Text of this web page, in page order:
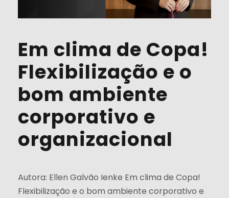
Em clima de Copa!
Flexibilização e o
bom ambiente
corporativo e
organizacional
Autora: Ellen Galvão Ienke Em clima de Copa!
Flexibilização e o bom ambiente corporativo e